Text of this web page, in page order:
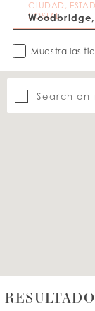
CIUDAD,
POSTAL
Muestra las
Search on